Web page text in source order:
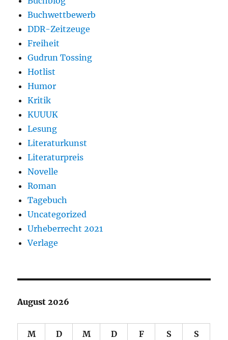
Buchwettbewerb
DDR-Zeitzeuge
Freiheit
Gudrun Tossing
Hotlist
Humor
Kritik
KUUUK
Lesung
Literaturkunst
Literaturpreis
Novelle
Roman
Tagebuch
Uncategorized
Urheberrecht 2021
Verlage
August 2026
M D M D F S S